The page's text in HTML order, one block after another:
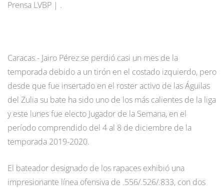
Prensa LVBP | .
Caracas.- Jairo Pérez se perdió casi un mes de la
temporada debido a un tirón en el costado izquierdo, pero
desde que fue insertado en el roster activo de las Águilas
del Zulia su bate ha sido uno de los más calientes de la liga
y este lunes fue electo Jugador de la Semana, en el
período comprendido del 4 al 8 de diciembre de la
temporada 2019-2020.
El bateador designado de los rapaces exhibió una
impresionante línea ofensiva de .556/.526/.833, con dos